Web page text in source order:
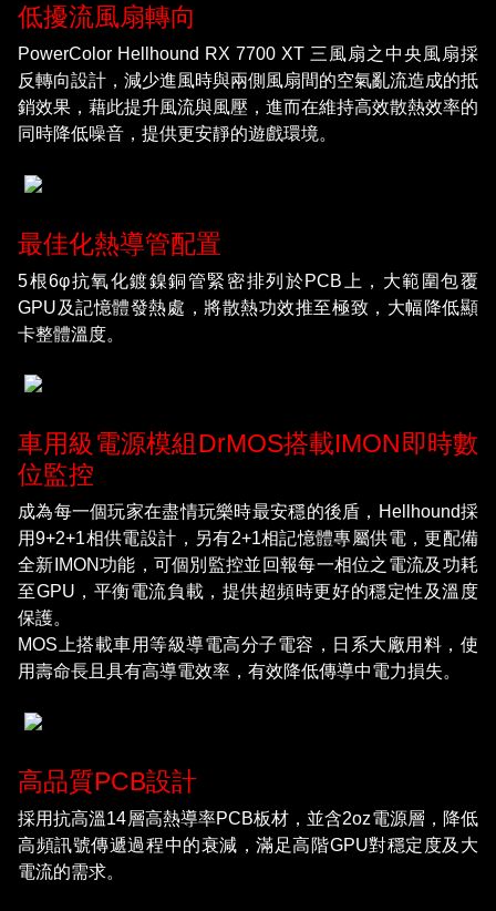
低擾流風扇轉向
PowerColor Hellhound RX 7700 XT 三風扇之中央風扇採
反轉向設計，減少進風時與兩側風扇間的空氣亂流造成的抵
銷效果，藉此提升風流與風壓，進而在維持高效散熱效率的
同時降低噪音，提供更安靜的遊戲環境。
最佳化熱導管配置
5根6φ抗氧化鍍鎳銅管緊密排列於PCB上，大範圍包覆
GPU及記憶體發熱處，將散熱功效推至極致，大幅降低顯
卡整體溫度。
車用級電源模組DrMOS搭載IMON即時數
位監控
成為每一個玩家在盡情玩樂時最安穩的後盾，Hellhound採
用9+2+1相供電設計，另有2+1相記憶體專屬供電，更配備
全新IMON功能，可個別監控並回報每一相位之電流及功耗
至GPU，平衡電流負載，提供超頻時更好的穩定性及溫度
保護。
MOS上搭載車用等級導電高分子電容，日系大廠用料，使
用壽命長且具有高導電效率，有效降低傳導中電力損失。
高品質PCB設計
採用抗高溫14層高熱導率PCB板材，並含2oz電源層，降低
高頻訊號傳遞過程中的衰減，滿足高階GPU對穩定度及大
電流的需求。